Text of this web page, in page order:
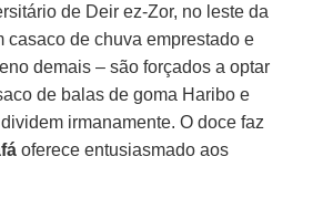
de Deir ez-Zor, no leste da
casaco de chuva emprestado e
demais – são forçados a optar
de balas de goma Haribo e
irmanamente. O doce faz
oferece entusiasmado aos